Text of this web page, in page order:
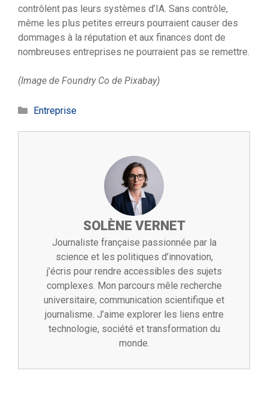
contrôlent pas leurs systèmes d’IA. Sans contrôle,
même les plus petites erreurs pourraient causer des
dommages à la réputation et aux finances dont de
nombreuses entreprises ne pourraient pas se remettre.
(Image de Foundry Co de Pixabay)
Catégories
Entreprise
SOLÈNE VERNET
Journaliste française passionnée par la
science et les politiques d’innovation,
j’écris pour rendre accessibles des sujets
complexes. Mon parcours mêle recherche
universitaire, communication scientifique et
journalisme. J’aime explorer les liens entre
technologie, société et transformation du
monde.